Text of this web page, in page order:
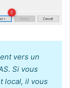
vers un
Si vous
local, il vous